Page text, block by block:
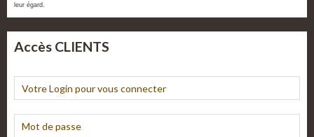
leur égard.
Accès CLIENTS